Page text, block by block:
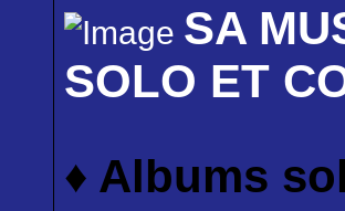
SA
SOLO ET
♦ Albums